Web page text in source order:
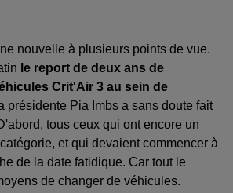
nouvelle à plusieurs points de vue.
le report de deux ans de
Crit'Air 3 au sein de
présidente Pia Imbs a sans doute fait
tous ceux qui ont encore un
et qui devaient commencer à
de la date fatidique. Car tout le
de changer de véhicules.